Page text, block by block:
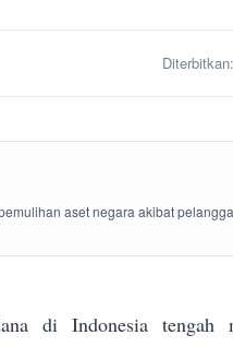
Diterbitkan:
aset negara akibat
di Indonesia tengah